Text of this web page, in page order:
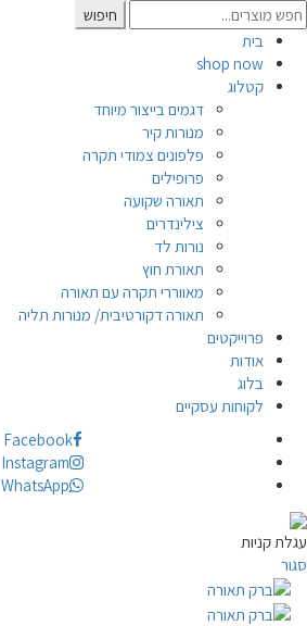
Search
for:
חיפוש
בית
shop now
קטלוג
דגמים בייצור מיוחד
מנורות קיר
פלפונים צמודי תקרה
פרופילים
תאורה שקועה
צילינדרים
נורות לד
תאורת חוץ
מאווררי תקרה עם תאורה
תאורה דקורטיבית/ מנורות תליה
פרוייקטים
אודות
בלוג
לקוחות עסקיים
Facebook
Instagram
WhatsApp
עגלת קניות
סגור